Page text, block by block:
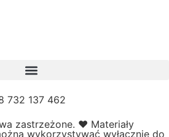
732 137 462
zastrzeżone. ❤️ Materiały
wykorzystywać wyłącznie do